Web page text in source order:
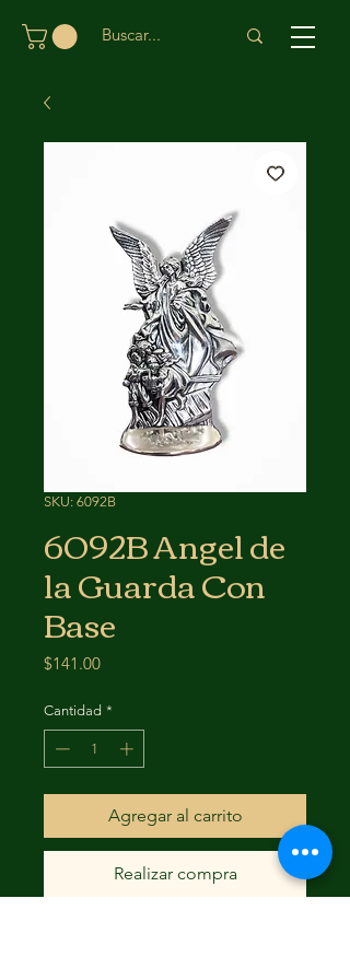
SKU: 6092B
6092B Angel de
la Guarda Con
Base
$141.00Precio
Cantidad *
Agregar al carrito
Realizar compra